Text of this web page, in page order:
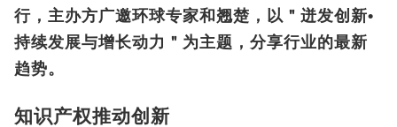
行，主办方广邀环球专家和翘楚，以＂迸发创新•
持续发展与增长动力＂为主题，分享行业的最新
趋势。
知识产权推动创新